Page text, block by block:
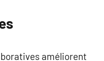
améliorent